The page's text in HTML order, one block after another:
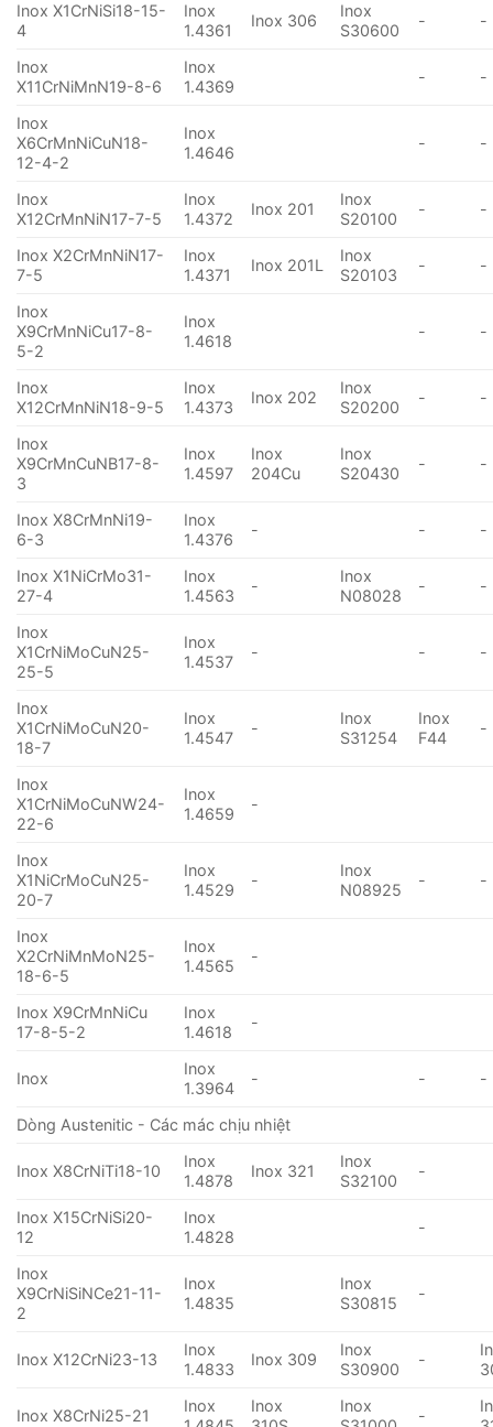
Inox X1CrNiSi18-15-
4
Inox
1.4361
Inox 306
Inox
S30600
- -
Inox
X11CrNiMnN19-8-6
Inox
1.4369
- -
Inox
X6CrMnNiCuN18-
12-4-2
Inox
1.4646
- -
Inox
X12CrMnNiN17-7-5
Inox
1.4372
Inox 201
Inox
S20100
- -
Inox X2CrMnNiN17-
7-5
Inox
1.4371
Inox 201L
Inox
S20103
- -
Inox
X9CrMnNiCu17-8-
5-2
Inox
1.4618
- -
Inox
X12CrMnNiN18-9-5
Inox
1.4373
Inox 202
Inox
S20200
- -
Inox
X9CrMnCuNB17-8-
3
Inox
1.4597
Inox
204Cu
Inox
S20430
- -
Inox X8CrMnNi19-
6-3
Inox
1.4376
- - -
Inox X1NiCrMo31-
27-4
Inox
1.4563
-
Inox
N08028
- -
Inox
X1CrNiMoCuN25-
25-5
Inox
1.4537
- - -
Inox
X1CrNiMoCuN20-
18-7
Inox
1.4547
-
Inox
S31254
Inox
F44
-
Inox
X1CrNiMoCuNW24-
22-6
Inox
1.4659
-
Inox
X1NiCrMoCuN25-
20-7
Inox
1.4529
-
Inox
N08925
- -
Inox
X2CrNiMnMoN25-
18-6-5
Inox
1.4565
-
Inox X9CrMnNiCu
17-8-5-2
Inox
1.4618
-
Inox
Inox
1.3964
- - -
Dòng Austenitic - Các mác chịu nhiệt
Inox X8CrNiTi18-10
Inox
1.4878
Inox 321
Inox
S32100
-
Inox X15CrNiSi20-
12
Inox
1.4828
-
Inox
X9CrNiSiNCe21-11-
2
Inox
1.4835
Inox
S30815
-
Inox X12CrNi23-13
Inox
1.4833
Inox 309
Inox
S30900
-
Inox X8CrNi25-21
Inox
Inox
Inox
-